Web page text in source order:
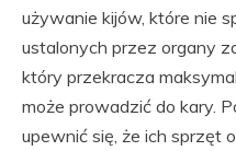
używanie kijów, które nie
ustalonych przez organy
który przekracza
może prowadzić do kary.
upewnić się, że ich sprzęt